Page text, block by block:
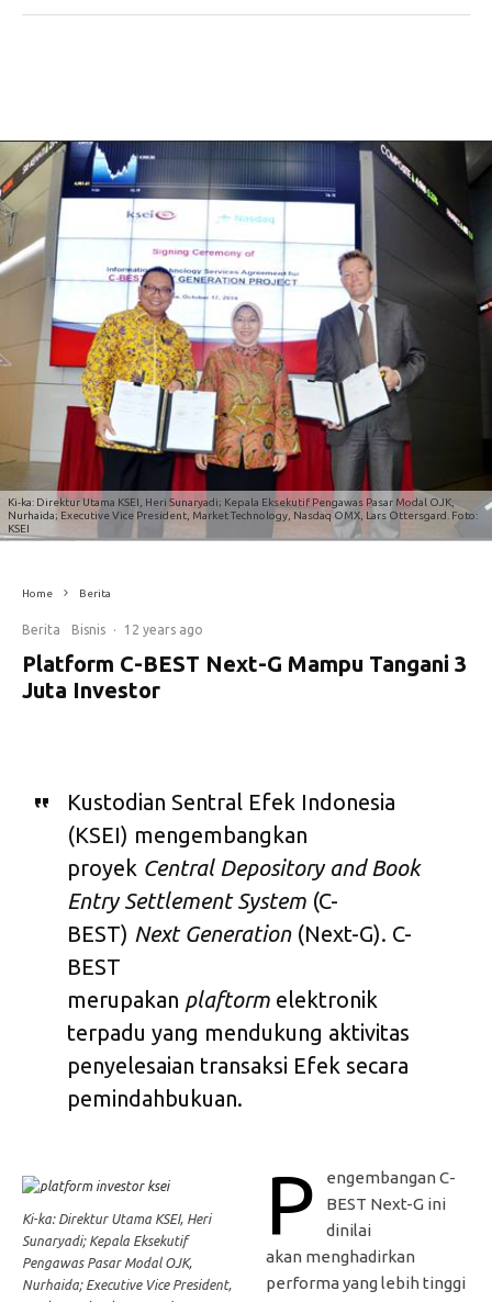
Ki-ka: Direktur Utama KSEI, Heri Sunaryadi; Kepala Eksekutif Pengawas Pasar Modal OJK,
Nurhaida; Executive Vice President, Market Technology, Nasdaq OMX, Lars Ottersgard. Foto:
KSEI
Home Berita
Berita Bisnis · 12 years ago
Platform C-BEST Next-G Mampu Tangani 3
Juta Investor
Kustodian Sentral Efek Indonesia
(KSEI) mengembangkan
proyek Central Depository and Book
Entry Settlement System(C-
BEST) Next Generation(Next-G). C-
BEST
merupakan plaftormelektronik
terpadu yang mendukung aktivitas
penyelesaian transaksi Efek secara
pemindahbukuan.
Ki-ka: Direktur Utama KSEI, Heri
Sunaryadi; Kepala Eksekutif
Pengawas Pasar Modal OJK,
Nurhaida; Executive Vice President,
P
engembangan C-
BEST Next-G ini
dinilai
akan menghadirkan
performa yang lebih tinggi